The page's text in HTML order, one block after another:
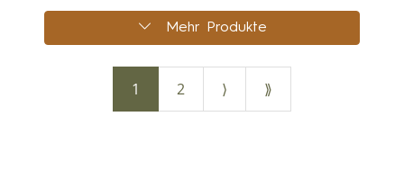
Mehr Produkte
1 2 ⟩ ⟫